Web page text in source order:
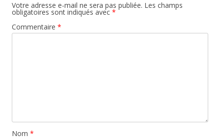
Votre adresse e-mail ne sera pas publiée. Les champs
obligatoires sont indiqués avec *
Commentaire *
Nom *